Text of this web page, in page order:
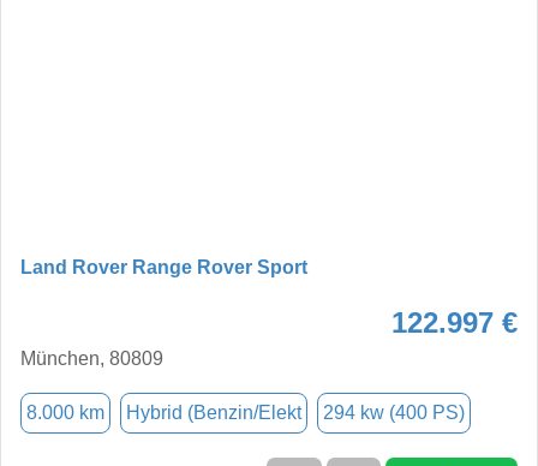
Land Rover Range Rover Sport
122.997 €
München, 80809
8.000 km Hybrid (Benzin/Elekt 294 kw (400 PS)